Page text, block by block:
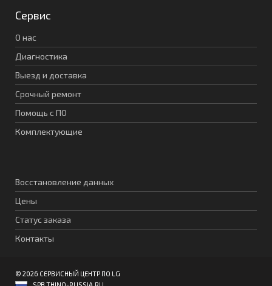
Сервис
О нас
Диагностика
Выезд и доставка
Срочный ремонт
Помощь с ПО
Комплектующие
Восстановление данных
Цены
Статус заказа
Контакты
© 2026 СЕРВИСНЫЙ ЦЕНТР ПО LG